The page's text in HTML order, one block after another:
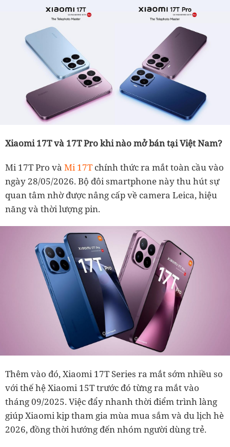
Xiaomi 17T và 17T Pro khi nào mở bán tại Việt Nam?
Mi 17T Pro và Mi 17T chính thức ra mắt toàn cầu vào
ngày 28/05/2026. Bộ đôi smartphone này thu hút sự
quan tâm nhờ được nâng cấp về camera Leica, hiệu
năng và thời lượng pin.
Thêm vào đó, Xiaomi 17T Series ra mắt sớm nhiều so
với thế hệ Xiaomi 15T trước đó từng ra mắt vào
tháng 09/2025. Việc đẩy nhanh thời điểm trình làng
giúp Xiaomi kịp tham gia mùa mua sắm và du lịch hè
2026, đồng thời hướng đến nhóm người dùng trẻ.